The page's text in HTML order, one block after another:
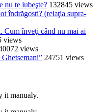
nu te iubeşte? 132845 views
îndrăgosti? (relaţia supra-
Cum înveţi când nu mai ai
views
views
24751 views
it manualy.